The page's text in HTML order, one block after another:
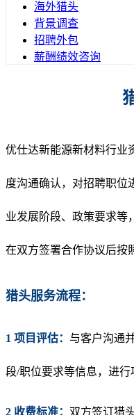
海外猎头
背景调查
招聘外包
薪酬绩效咨询
优仕达新能源新材料行业
度沟通确认，对招聘职位
业发展阶段、政策要求等
在双方签署合作协议后按
猎头服务流程：
1 项目评估： 与客户沟通
段/职位要求等信息，进行
2 收费标准： 双方签订猎